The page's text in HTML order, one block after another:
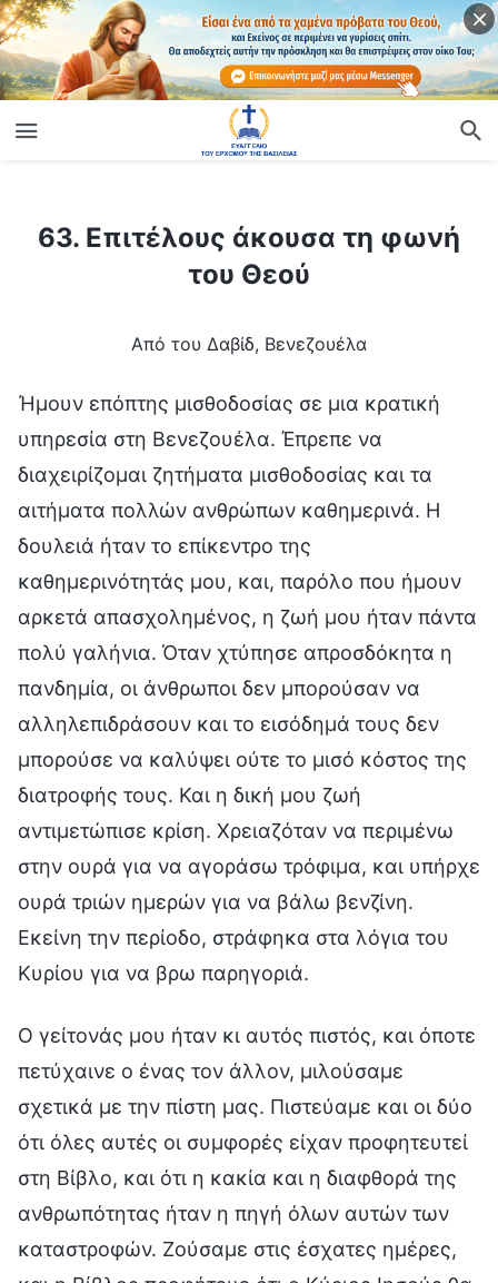
63. Επιτέλους άκουσα τη φωνή του Θεού
63. Επιτέλους άκουσα τη φωνή
του Θεού
Από του Δαβίδ, Βενεζουέλα
Ήμουν επόπτης μισθοδοσίας σε μια κρατική
υπηρεσία στη Βενεζουέλα. Έπρεπε να
διαχειρίζομαι ζητήματα μισθοδοσίας και τα
αιτήματα πολλών ανθρώπων καθημερινά. Η
δουλειά ήταν το επίκεντρο της
καθημερινότητάς μου, και, παρόλο που ήμουν
αρκετά απασχολημένος, η ζωή μου ήταν πάντα
πολύ γαλήνια. Όταν χτύπησε απροσδόκητα η
πανδημία, οι άνθρωποι δεν μπορούσαν να
αλληλεπιδράσουν και το εισόδημά τους δεν
μπορούσε να καλύψει ούτε το μισό κόστος της
διατροφής τους. Και η δική μου ζωή
αντιμετώπισε κρίση. Χρειαζόταν να περιμένω
στην ουρά για να αγοράσω τρόφιμα, και υπήρχε
ουρά τριών ημερών για να βάλω βενζίνη.
Εκείνη την περίοδο, στράφηκα στα λόγια του
Κυρίου για να βρω παρηγοριά.
Ο γείτονάς μου ήταν κι αυτός πιστός, και όποτε
πετύχαινε ο ένας τον άλλον, μιλούσαμε
σχετικά με την πίστη μας. Πιστεύαμε και οι δύο
ότι όλες αυτές οι συμφορές είχαν προφητευτεί
στη Βίβλο, και ότι η κακία και η διαφθορά της
ανθρωπότητας ήταν η πηγή όλων αυτών των
καταστροφών. Ζούσαμε στις έσχατες ημέρες,